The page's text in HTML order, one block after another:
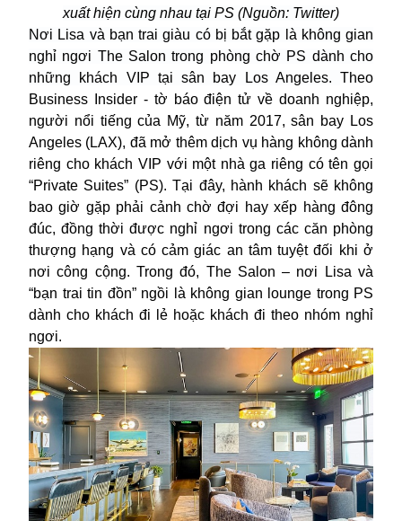
xuất hiện cùng nhau tại PS (Nguồn: Twitter)
Nơi Lisa và bạn trai giàu có bị bắt gặp là không gian
nghỉ ngơi The Salon trong phòng chờ PS dành cho
những khách VIP tại sân bay Los Angeles. Theo
Business Insider - tờ báo điện tử về doanh nghiệp,
người nổi tiếng của Mỹ, từ năm 2017, sân bay Los
Angeles (LAX), đã mở thêm dịch vụ hàng không dành
riêng cho khách VIP với một nhà ga riêng có tên gọi
“Private Suites” (PS). Tại đây, hành khách sẽ không
bao giờ gặp phải cảnh chờ đợi hay xếp hàng đông
đúc, đồng thời được nghỉ ngơi trong các căn phòng
thượng hạng và có cảm giác an tâm tuyệt đối khi ở
nơi công cộng. Trong đó, The Salon – nơi Lisa và
“bạn trai tin đồn” ngồi là không gian lounge trong PS
dành cho khách đi lẻ hoặc khách đi theo nhóm nghỉ
ngơi.